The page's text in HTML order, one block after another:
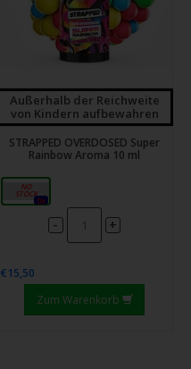
Außerhalb der Reichweite
von Kindern aufbewahren
STRAPPED OVERDOSED Super
Rainbow Aroma 10 ml
10ml
0x
- +
€15,50
Zum Warenkorb